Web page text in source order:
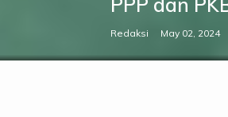
PPP dan
Redaksi May 02, 2024